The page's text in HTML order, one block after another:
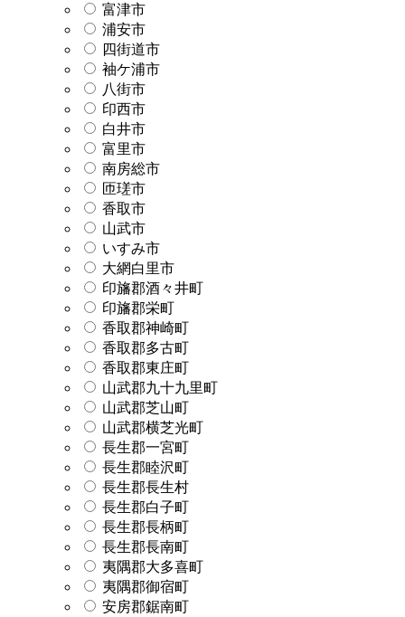
富津市
浦安市
四街道市
袖ケ浦市
八街市
印西市
白井市
富里市
南房総市
匝瑳市
香取市
山武市
いすみ市
大網白里市
印旛郡酒々井町
印旛郡栄町
香取郡神崎町
香取郡多古町
香取郡東庄町
山武郡九十九里町
山武郡芝山町
山武郡横芝光町
長生郡一宮町
長生郡睦沢町
長生郡長生村
長生郡白子町
長生郡長柄町
長生郡長南町
夷隅郡大多喜町
夷隅郡御宿町
安房郡鋸南町